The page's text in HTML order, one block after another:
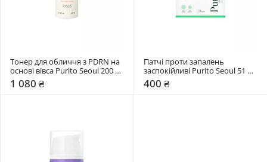
Тонер для обличчя з PDRN на
основі вівса Purito Seoul 200
мл
1 080 ₴
Патчі проти запалень
заспокійливі Purito Seoul 51
шт
400 ₴